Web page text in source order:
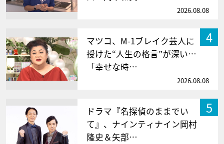
2026.08.08
4
マツコ、M-1ブレイク芸人に
授けた“人生の格言”が深い…
「幸せな時…
2026.08.08
5
ドラマ『名探偵のままでい
て』、ナインティナイン岡村
隆史＆矢部…